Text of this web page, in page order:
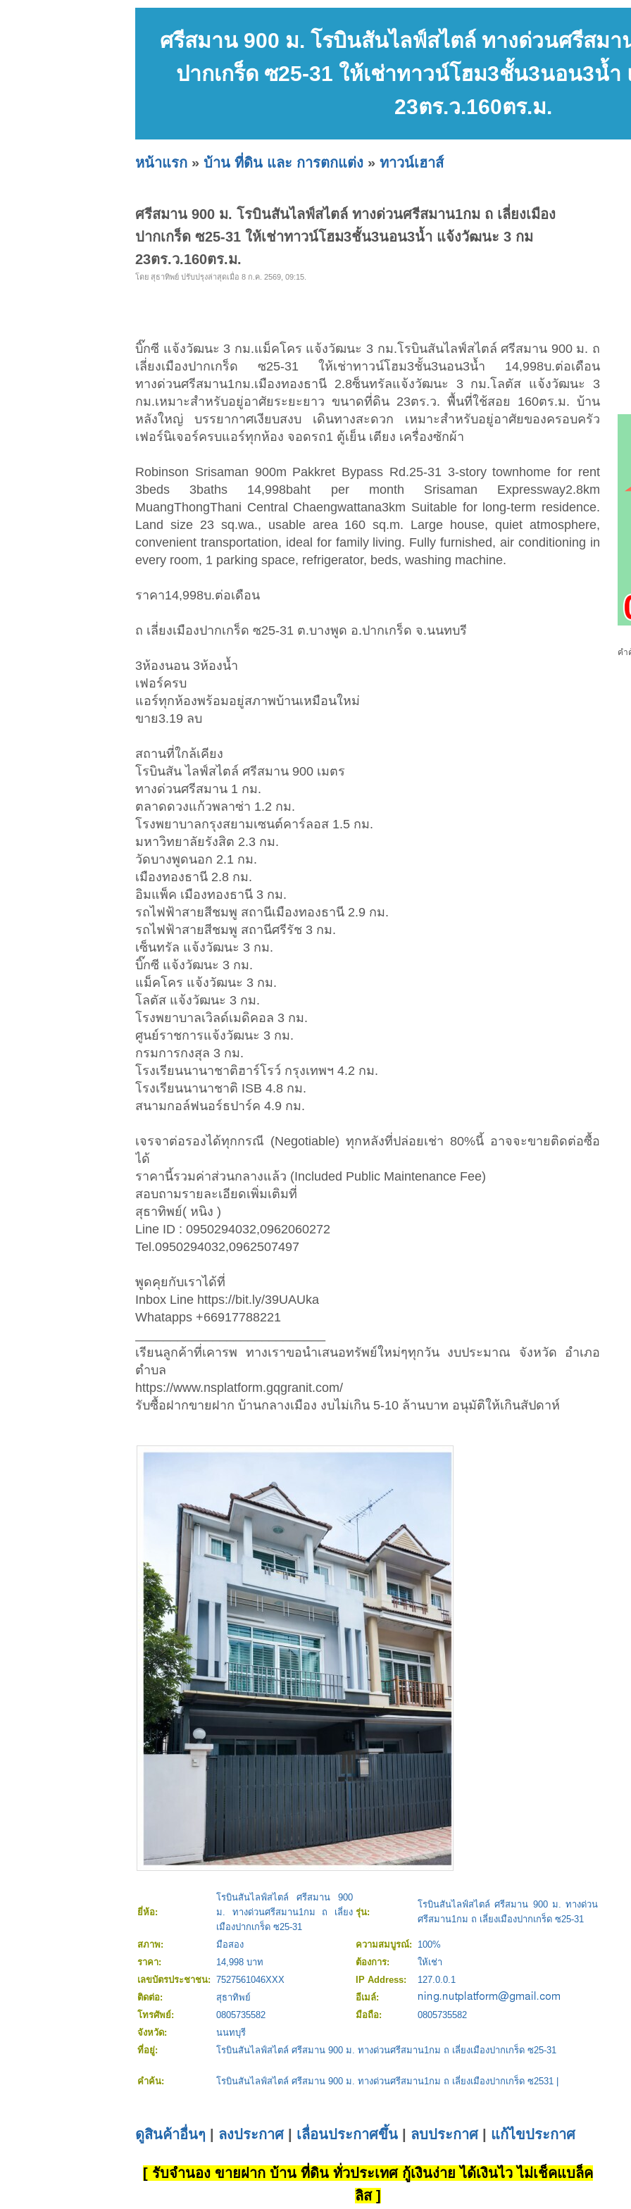
ศรีสมาน 900 ม. โรบินสันไลฟ์สไตล์ ทางด่วนศรีสมา
ปากเกร็ด ซ25-31 ให้เช่าทาวน์โฮม3ชั้น3นอน3น้
23ตร.ว.160ตร.ม.
หน้าแรก » บ้าน ที่ดิน และ การตกแต่ง » ทาวน์เฮาส์
ศรีสมาน 900 ม. โรบินสันไลฟ์สไตล์ ทางด่วนศรีสมาน1กม ถ เลี่ยงเมือง
ปากเกร็ด ซ25-31 ให้เช่าทาวน์โฮม3ชั้น3นอน3น้ำ แจ้งวัฒนะ 3 กม
23ตร.ว.160ตร.ม.
โดย สุธาทิพย์ ปรับปรุงล่าสุดเมื่อ 8 ก.ค. 2569, 09:15.
บิ๊กซี แจ้งวัฒนะ 3 กม.แม็คโคร แจ้งวัฒนะ 3 กม.โรบินสันไลฟ์สไตล์ ศรีสมาน 900 ม. ถ
เลี่ยงเมืองปากเกร็ด ซ25-31 ให้เช่าทาวน์โฮม3ชั้น3นอน3น้ำ 14,998บ.ต่อเดือน
ทางด่วนศรีสมาน1กม.เมืองทองธานี 2.8ซ็นทรัลแจ้งวัฒนะ 3 กม.โลตัส แจ้งวัฒนะ 3
กม.เหมาะสำหรับอยู่อาศัยระยะยาว ขนาดที่ดิน 23ตร.ว. พื้นที่ใช้สอย 160ตร.ม. บ้าน
หลังใหญ่ บรรยากาศเงียบสงบ เดินทางสะดวก เหมาะสำหรับอยู่อาศัยของครอบครัว
เฟอร์นิเจอร์ครบแอร์ทุกห้อง จอดรถ1 ตู้เย็น เตียง เครื่องซักผ้า
Robinson Srisaman 900m Pakkret Bypass Rd.25-31 3-story townhome for rent
3beds 3baths 14,998baht per month Srisaman Expressway2.8km
MuangThongThani Central Chaengwattana3km Suitable for long-term residence.
Land size 23 sq.wa., usable area 160 sq.m. Large house, quiet atmosphere,
convenient transportation, ideal for family living. Fully furnished, air conditioning in
every room, 1 parking space, refrigerator, beds, washing machine.
ราคา14,998บ.ต่อเดือน
ถ เลี่ยงเมืองปากเกร็ด ซ25-31 ต.บางพูด อ.ปากเกร็ด จ.นนทบรี
3ห้องนอน 3ห้องน้ำ
เฟอร์ครบ
แอร์ทุกห้องพร้อมอยู่สภาพบ้านเหมือนใหม่
ขาย3.19 ลบ
สถานที่ใกล้เคียง
โรบินสัน ไลฟ์สไตล์ ศรีสมาน 900 เมตร
ทางด่วนศรีสมาน 1 กม.
ตลาดดวงแก้วพลาซ่า 1.2 กม.
โรงพยาบาลกรุงสยามเซนต์คาร์ลอส 1.5 กม.
มหาวิทยาลัยรังสิต 2.3 กม.
วัดบางพูดนอก 2.1 กม.
เมืองทองธานี 2.8 กม.
อิมแพ็ค เมืองทองธานี 3 กม.
รถไฟฟ้าสายสีชมพู สถานีเมืองทองธานี 2.9 กม.
รถไฟฟ้าสายสีชมพู สถานีศรีรัช 3 กม.
เซ็นทรัล แจ้งวัฒนะ 3 กม.
บิ๊กซี แจ้งวัฒนะ 3 กม.
แม็คโคร แจ้งวัฒนะ 3 กม.
โลตัส แจ้งวัฒนะ 3 กม.
โรงพยาบาลเวิลด์เมดิคอล 3 กม.
ศูนย์ราชการแจ้งวัฒนะ 3 กม.
กรมการกงสุล 3 กม.
โรงเรียนนานาชาติฮาร์โรว์ กรุงเทพฯ 4.2 กม.
โรงเรียนนานาชาติ ISB 4.8 กม.
สนามกอล์ฟนอร์ธปาร์ค 4.9 กม.
เจรจาต่อรองได้ทุกกรณี (Negotiable) ทุกหลังที่ปล่อยเช่า 80%นี้ อาจจะขายติดต่อซื้อ
ได้
ราคานี้รวมค่าส่วนกลางแล้ว (Included Public Maintenance Fee)
สอบถามรายละเอียดเพิ่มเติมที่
สุธาทิพย์( หนิง )
Line ID : 0950294032,0962060272
Tel.0950294032,0962507497
พูดคุยกับเราได้ที่
Inbox Line https://bit.ly/39UAUka
Whatapps +66917788221
เรียนลูกค้าที่เคารพ ทางเราขอนำเสนอทรัพย์ใหม่ๆทุกวัน งบประมาณ จังหวัด อำเภอ
ตำบล
https://www.nsplatform.gqgranit.com/
รับซื้อฝากขายฝาก บ้านกลางเมือง งบไม่เกิน 5-10 ล้านบาท อนุมัติให้เกินสัปดาห์
ยี่ห้อ:
โรบินสันไลฟ์สไตล์ ศรีสมาน 900
ม. ทางด่วนศรีสมาน1กม ถ เลี่ยง
เมืองปากเกร็ด ซ25-31
รุ่น:
โรบินสันไลฟ์สไตล์ ศรีสมาน 900 ม. ทางด่วน
ศรีสมาน1กม ถ เลี่ยงเมืองปากเกร็ด ซ25-31
สภาพ: มือสอง ความสมบูรณ์:
100%
ราคา:
14,998 บาท ต้องการ:
ให้เช่า
เลขบัตรประชาชน: 7527561046XXX IP Address:
127.0.0.1
ติดต่อ:
สุธาทิพย์
อีเมล์:
โทรศัพย์:
0805735582 มือถือ:
0805735582
จังหวัด:
นนทบุรี
ที่อยู่:
โรบินสันไลฟ์สไตล์ ศรีสมาน 900 ม. ทางด่วนศรีสมาน1กม ถ เลี่ยงเมืองปากเกร็ด ซ25-31
คำค้น: โรบินสันไลฟ์สไตล์ ศรีสมาน 900 ม. ทางด่วนศรีสมาน1กม ถ เลี่ยงเมืองปากเกร็ด ซ2531
ดูสินค้าอื่นๆ ลงประกาศ| เลื่อนประกาศขึ้น ลบประกาศ| แก้ไขประกาศ
[ รับจำนอง ขายฝาก บ้าน ที่ดิน ทั่วประเทศ กู้เงินง่าย ได้เงินไว ไม่เช็คแบล็ค
ลิส ]
คำ